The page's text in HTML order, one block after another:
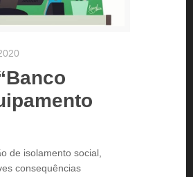
de isolamento social,
consequências